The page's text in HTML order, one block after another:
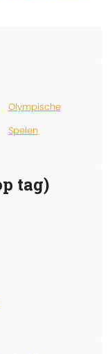
Olympische
Spelen
tag)